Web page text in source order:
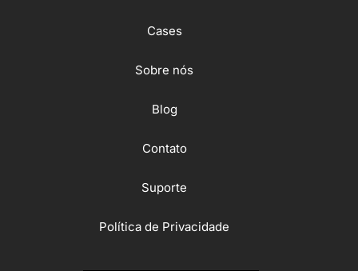
Cases
Sobre nós
Blog
Contato
Suporte
Política de Privacidade